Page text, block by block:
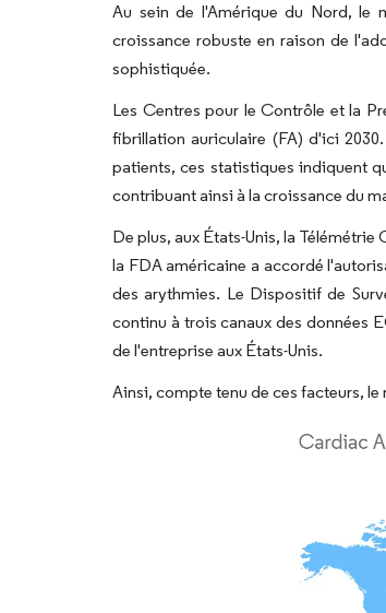
Au sein de l'Amérique du Nord, le
croissance robuste en raison de
sophistiquée.
Les Centres pour le Contrôle et la
fibrillation auriculaire (FA) d'ici
patients, ces statistiques indiquent
contribuant ainsi à la croissance du
De plus, aux États-Unis, la
la FDA américaine a accordé
des arythmies. Le Dispositif de
continu à trois canaux des données
de l'entreprise aux États-Unis.
Ainsi, compte tenu de ces facteurs,